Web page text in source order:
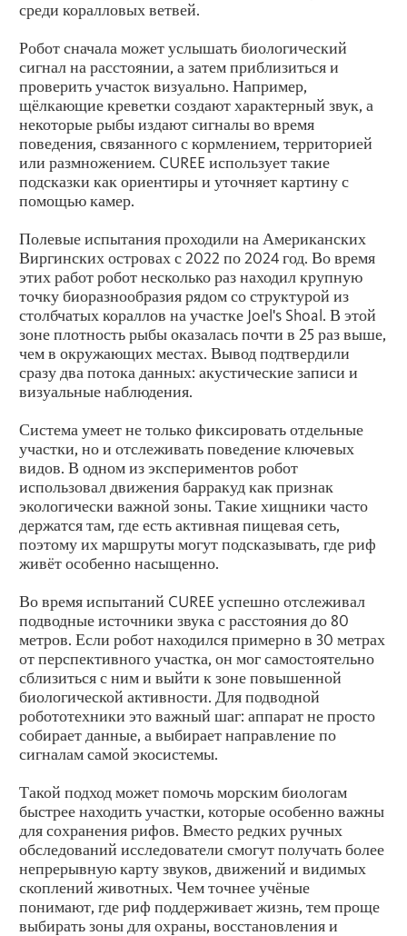
среди коралловых ветвей.
Робот сначала может услышать биологический
сигнал на расстоянии, а затем приблизиться и
проверить участок визуально. Например,
щёлкающие креветки создают характерный звук, а
некоторые рыбы издают сигналы во время
поведения, связанного с кормлением, территорией
или размножением. CUREE использует такие
подсказки как ориентиры и уточняет картину с
помощью камер.
Полевые испытания проходили на Американских
Виргинских островах с 2022 по 2024 год. Во время
этих работ робот несколько раз находил крупную
точку биоразнообразия рядом со структурой из
столбчатых кораллов на участке Joel's Shoal. В этой
зоне плотность рыбы оказалась почти в 25 раз выше,
чем в окружающих местах. Вывод подтвердили
сразу два потока данных: акустические записи и
визуальные наблюдения.
Система умеет не только фиксировать отдельные
участки, но и отслеживать поведение ключевых
видов. В одном из экспериментов робот
использовал движения барракуд как признак
экологически важной зоны. Такие хищники часто
держатся там, где есть активная пищевая сеть,
поэтому их маршруты могут подсказывать, где риф
живёт особенно насыщенно.
Во время испытаний CUREE успешно отслеживал
подводные источники звука с расстояния до 80
метров. Если робот находился примерно в 30 метрах
от перспективного участка, он мог самостоятельно
сблизиться с ним и выйти к зоне повышенной
биологической активности. Для подводной
робототехники это важный шаг: аппарат не просто
собирает данные, а выбирает направление по
сигналам самой экосистемы.
Такой подход может помочь морским биологам
быстрее находить участки, которые особенно важны
для сохранения рифов. Вместо редких ручных
обследований исследователи смогут получать более
непрерывную карту звуков, движений и видимых
скоплений животных. Чем точнее учёные
понимают, где риф поддерживает жизнь, тем проще
выбирать зоны для охраны, восстановления и